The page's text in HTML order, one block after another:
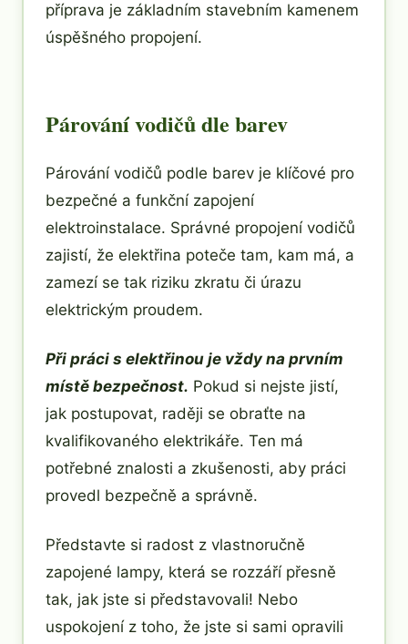
příprava je základním stavebním kamenem
úspěšného propojení.
Párování vodičů dle barev
Párování vodičů podle barev je klíčové pro
bezpečné a funkční zapojení
elektroinstalace. Správné propojení vodičů
zajistí, že elektřina poteče tam, kam má, a
zamezí se tak riziku zkratu či úrazu
elektrickým proudem.
Při práci s elektřinou je vždy na prvním
místě bezpečnost. Pokud si nejste jistí,
jak postupovat, raději se obraťte na
kvalifikovaného elektrikáře. Ten má
potřebné znalosti a zkušenosti, aby práci
provedl bezpečně a správně.
Představte si radost z vlastnoručně
zapojené lampy, která se rozzáří přesně
tak, jak jste si představovali! Nebo
uspokojení z toho, že jste si sami opravili